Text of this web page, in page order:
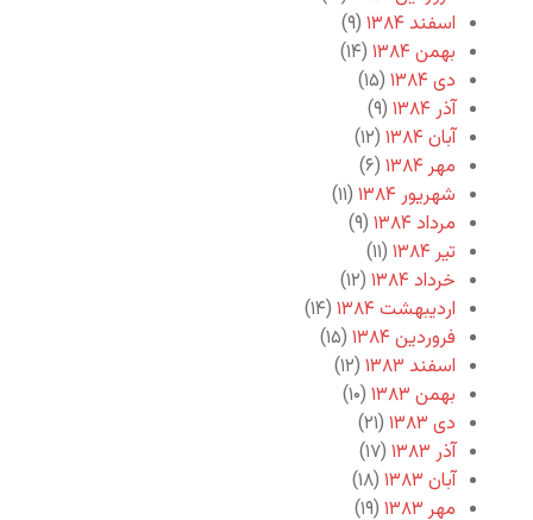
اسفند ۱۳۸۴
(۹)
بهمن ۱۳۸۴
(۱۴)
دی ۱۳۸۴
(۱۵)
آذر ۱۳۸۴
(۹)
آبان ۱۳۸۴
(۱۲)
مهر ۱۳۸۴
(۶)
شهریور ۱۳۸۴
(۱۱)
مرداد ۱۳۸۴
(۹)
تیر ۱۳۸۴
(۱۱)
خرداد ۱۳۸۴
(۱۲)
اردیبهشت ۱۳۸۴
(۱۴)
فروردین ۱۳۸۴
(۱۵)
اسفند ۱۳۸۳
(۱۲)
بهمن ۱۳۸۳
(۱۰)
دی ۱۳۸۳
(۲۱)
آذر ۱۳۸۳
(۱۷)
آبان ۱۳۸۳
(۱۸)
مهر ۱۳۸۳
(۱۹)